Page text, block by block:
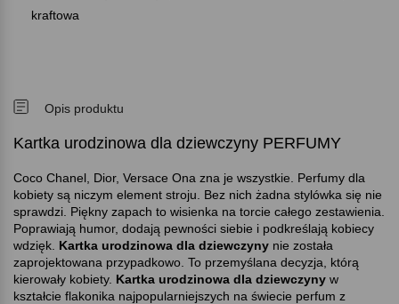
kraftowa
Opis produktu
Kartka urodzinowa dla dziewczyny PERFUMY
Coco Chanel, Dior, Versace Ona zna je wszystkie. Perfumy dla
kobiety są niczym element stroju. Bez nich żadna stylówka się nie
sprawdzi. Piękny zapach to wisienka na torcie całego zestawienia.
Poprawiają humor, dodają pewności siebie i podkreślają kobiecy
wdzięk. Kartka urodzinowa dla dziewczyny nie została
zaprojektowana przypadkowo. To przemyślana decyzja, którą
kierowały kobiety. Kartka urodzinowa dla dziewczyny w
kształcie flakonika najpopularniejszych na świecie perfum z